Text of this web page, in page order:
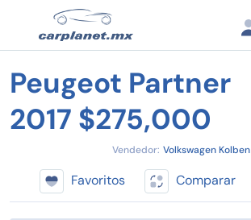
Peugeot Partner
2017 $275,000
Vendedor: Volkswagen Kolben
Favoritos Comparar